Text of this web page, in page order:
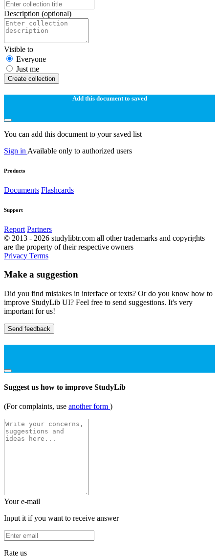
Description (optional)
Visible to
Everyone
Just me
Create collection
Add this document to saved
You can add this document to your saved list
Sign in Available only to authorized users
Products
Documents Flashcards
Support
Report Partners
© 2013 - 2026 studylibtr.com all other trademarks and copyrights
are the property of their respective owners
Privacy Terms
Make a suggestion
Did you find mistakes in interface or texts? Or do you know how to
improve StudyLib UI? Feel free to send suggestions. It's very
important for us!
Send feedback
Suggest us how to improve StudyLib
(For complaints, use another form )
Your e-mail
Input it if you want to receive answer
Rate us